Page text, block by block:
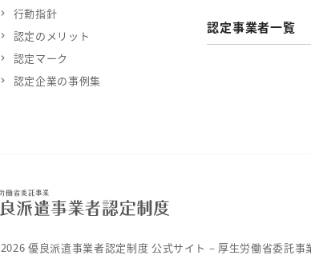
行動指針
認定のメリット
認定マーク
認定企業の事例集
認定事業者一覧
2026 優良派遣事業者認定制度 公式サイト – 厚生労働省委託